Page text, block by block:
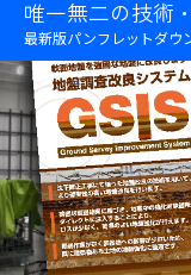
唯一無二の技術
最新版パンフレットダウ